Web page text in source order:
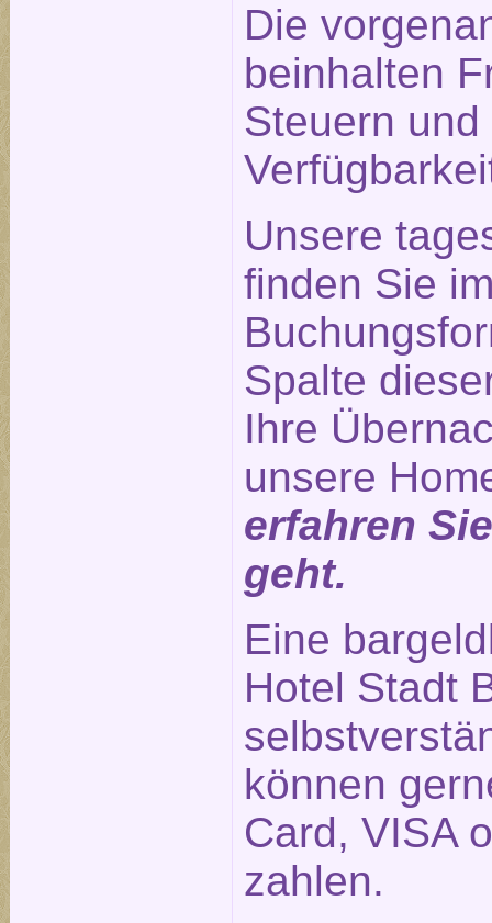
Die
beinhalten
Steuern
Unsere
finden Sie
Spalte
Ihre
unsere
erfahren
geht.
Eine
Hotel Stadt
können
Card, VISA
zahlen.